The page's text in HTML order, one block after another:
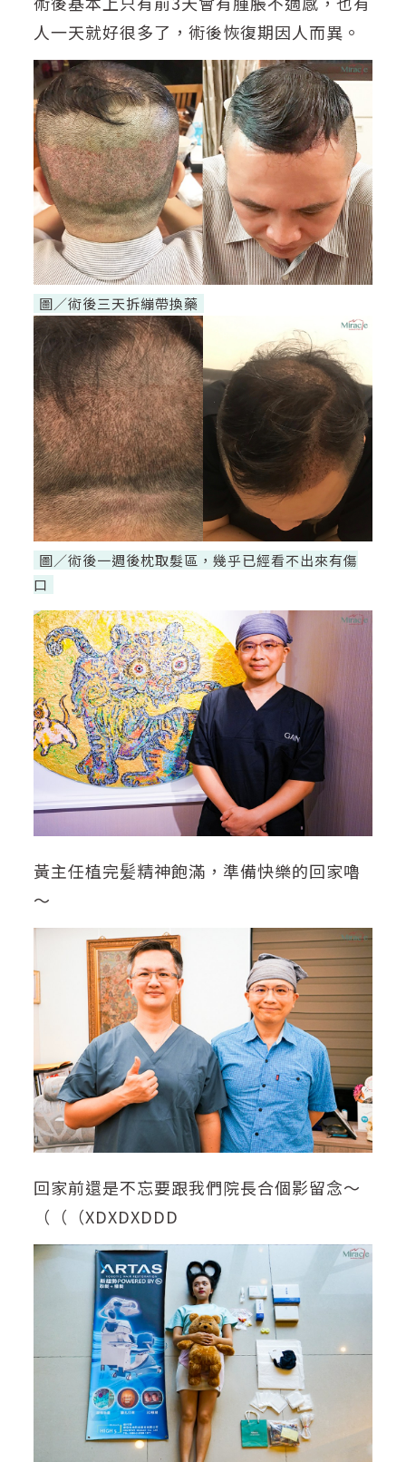
人一天就好很多了，術後恢復期因人而異。
圖／術後三天拆繃帶換藥
圖／術後一週後枕取髮區，幾乎已經看不出來有傷
口
黃主任植完髪精神飽滿，準備快樂的回家嚕
～
回家前還是不忘要跟我們院長合個影留念～
（（（XDXDXDDD